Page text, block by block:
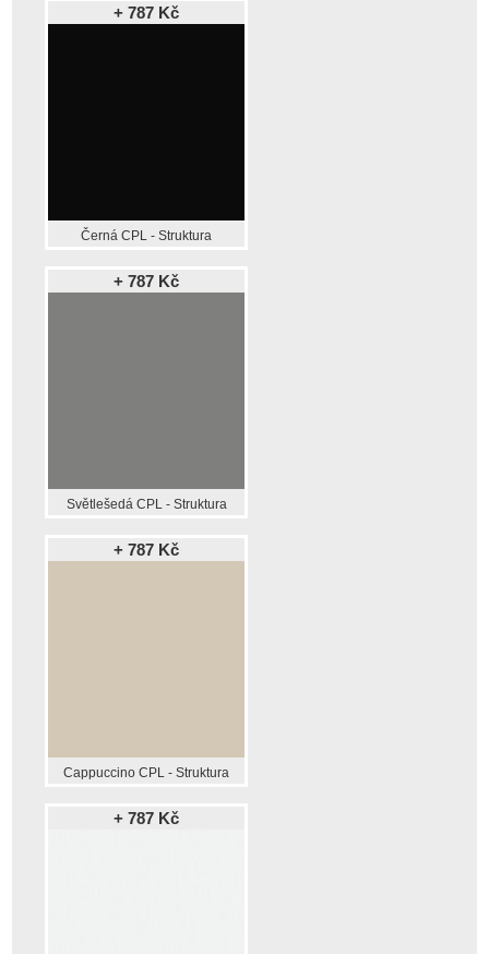
+ 787 Kč
Černá CPL - Struktura
+ 787 Kč
Světlešedá CPL - Struktura
+ 787 Kč
Cappuccino CPL - Struktura
+ 787 Kč